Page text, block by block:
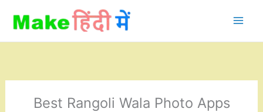
content
Best Rangoli Wala Photo Apps